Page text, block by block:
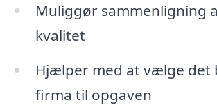
Muliggør sammenligning
kvalitet
Hjælper med at vælge det
firma til opgaven